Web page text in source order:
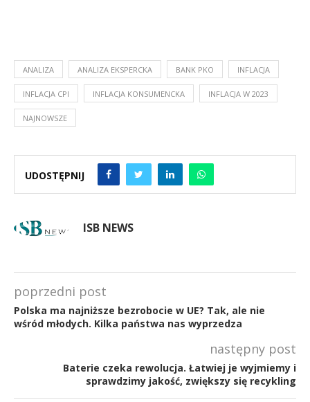
ANALIZA ANALIZA EKSPERCKA BANK PKO INFLACJA
INFLACJA CPI INFLACJA KONSUMENCKA INFLACJA W 2023
NAJNOWSZE
UDOSTĘPNIJ
ISB NEWS
poprzedni post
Polska ma najniższe bezrobocie w UE? Tak, ale nie
wśród młodych. Kilka państwa nas wyprzedza
następny post
Baterie czeka rewolucja. Łatwiej je wyjmiemy i
sprawdzimy jakość, zwiększy się recykling